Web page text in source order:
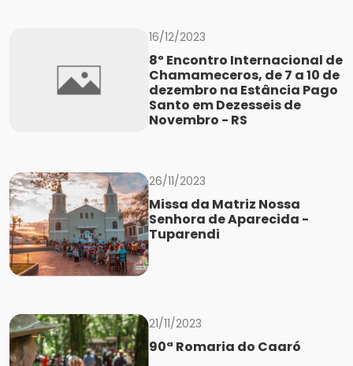
16/12/2023
8º Encontro Internacional de
Chamameceros, de 7 a 10 de
dezembro na Estância Pago
Santo em Dezesseis de
Novembro - RS
26/11/2023
Missa da Matriz Nossa
Senhora de Aparecida -
Tuparendi
21/11/2023
90ª Romaria do Caaró